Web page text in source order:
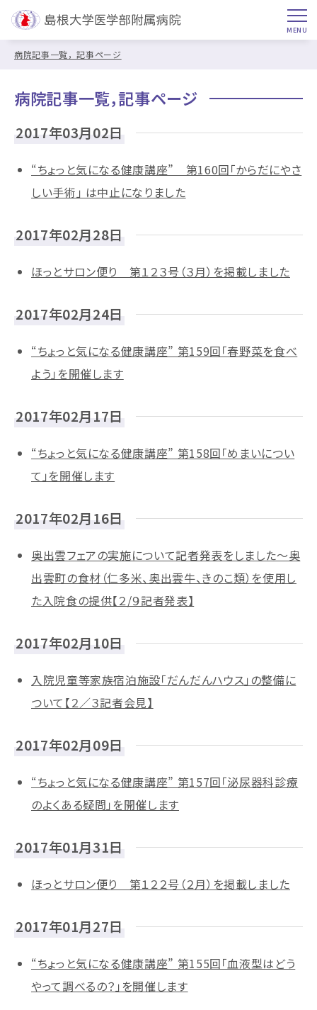
病院記事一覧，記事ページ
病院記事一覧，記事ページ
2017年03月02日
“ちょっと気になる健康講座” 第160回「からだにやさ
しい手術」 は中止になりました
2017年02月28日
ほっとサロン便り 第１２３号（３月）を掲載しました
2017年02月24日
“ちょっと気になる健康講座” 第159回「春野菜を食べ
よう」を開催します
2017年02月17日
“ちょっと気になる健康講座” 第158回「めまいについ
て」を開催します
2017年02月16日
奥出雲フェアの実施について記者発表をしました～奥
出雲町の食材（仁多米、奥出雲牛、きのこ類）を使用し
た入院食の提供【２/９記者発表】
2017年02月10日
入院児童等家族宿泊施設「だんだんハウス」の整備に
ついて【２／３記者会見】
2017年02月09日
“ちょっと気になる健康講座” 第157回「泌尿器科診療
のよくある疑問」を開催します
2017年01月31日
ほっとサロン便り 第１２２号（２月）を掲載しました
2017年01月27日
“ちょっと気になる健康講座” 第155回「血液型はどう
やって調べるの？」を開催します